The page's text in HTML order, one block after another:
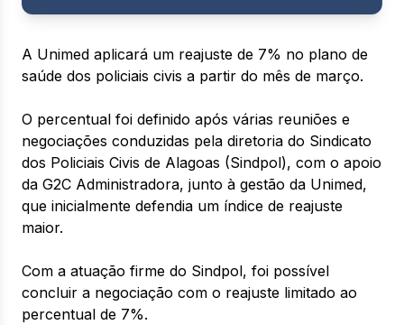
A Unimed aplicará um reajuste de 7% no plano de
saúde dos policiais civis a partir do mês de março.
O percentual foi definido após várias reuniões e
negociações conduzidas pela diretoria do Sindicato
dos Policiais Civis de Alagoas (Sindpol), com o apoio
da G2C Administradora, junto à gestão da Unimed,
que inicialmente defendia um índice de reajuste
maior.
Com a atuação firme do Sindpol, foi possível
concluir a negociação com o reajuste limitado ao
percentual de 7%.